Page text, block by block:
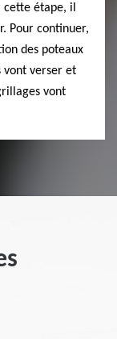
étape, il
Pour continuer,
des poteaux
vont verser et
vont